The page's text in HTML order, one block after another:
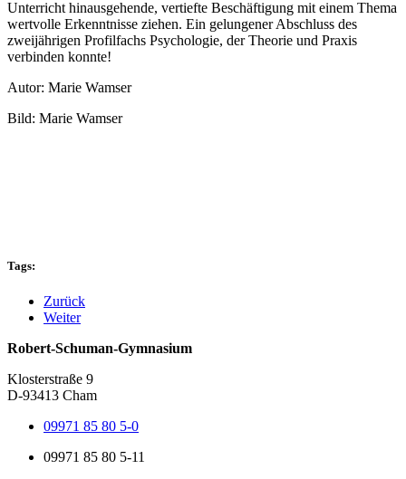
Unterricht hinausgehende, vertiefte Beschäftigung mit einem Thema
wertvolle Erkenntnisse ziehen. Ein gelungener Abschluss des
zweijährigen Profilfachs Psychologie, der Theorie und Praxis
verbinden konnte!
Autor: Marie Wamser
Bild: Marie Wamser
Tags:
Zurück
Weiter
Robert-Schuman-Gymnasium
Klosterstraße 9
D-93413 Cham
09971 85 80 5-0
09971 85 80 5-11